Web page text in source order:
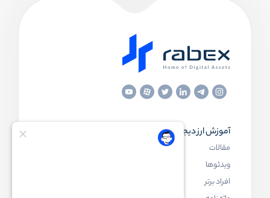
آموزش ارز دیجیتال
مقالات
ویدئوها
افراد برتر